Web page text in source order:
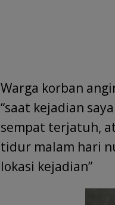
Warga korban
“saat kejadian
sempat terjatuh,
tidur malam hari
lokasi kejadian”